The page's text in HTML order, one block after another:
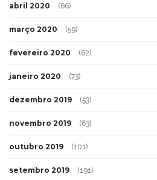
abril 2020 (66)
março 2020 (59)
fevereiro 2020 (62)
janeiro 2020 (73)
dezembro 2019 (53)
novembro 2019 (63)
outubro 2019 (101)
setembro 2019 (191)